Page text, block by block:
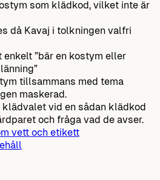
som klädkod, vilket inte är
då Kavaj i tolkningen valfri
enkelt ”bär en kostym eller
tillsammans med tema
maskerad.
klädvalet vid en sådan klädkod
och fråga vad de avser.
vett och etikett